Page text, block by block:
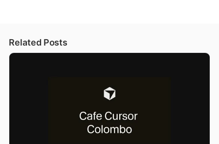
Related Posts